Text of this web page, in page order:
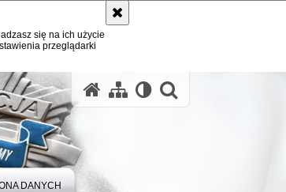
się na ich użycie
przeglądarki
DANYCH